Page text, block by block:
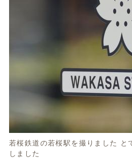
若桜鉄道の若桜駅を撮りました と
しました